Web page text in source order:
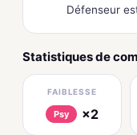
Défenseur
Statistiques de
FAIBLESSE
Psy ×2